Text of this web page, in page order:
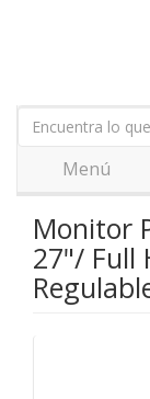
Menú
Monitor
27"/ Full